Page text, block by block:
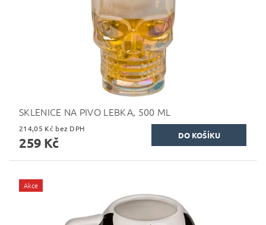
SKLENICE NA PIVO LEBKA, 500 ML
214,05 Kč bez DPH
259 Kč
Akce